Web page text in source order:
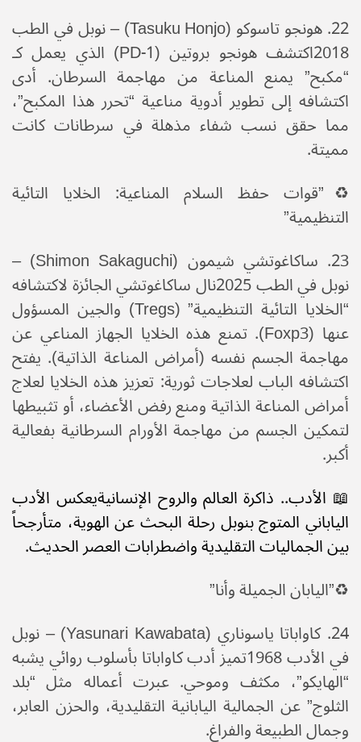
​22. هونجو تاسوكو (Tasuku Honjo) – نوبل في الطب
2018​اكتشف هونجو بروتين (PD-1) الذي يعمل كـ
“مكبح” يمنع المناعة من مهاجمة السرطان. أدى
اكتشافه إلى تطوير أدوية مناعية “تحرر هذا المكبح”،
مما حقق نسب شفاء مذهلة في سرطانات كانت
مميتة.
♻️​”قوات حفظ السلام المناعية: الخلايا التائية
التنظيمية”
​23. ساكاغوتشي شيمون (Shimon Sakaguchi) –
نوبل في الطب 2025​نال ساكاغوتشي الجائزة لاكتشافه
“الخلايا التائية التنظيمية” (Tregs) والجين المسؤول
عنها (Foxp3). تمنع هذه الخلايا الجهاز المناعي عن
مهاجمة الجسم نفسه (أمراض المناعة الذاتية). ​يفتح
اكتشافه الباب لعلاجات ثورية: تعزيز هذه الخلايا لعلاج
أمراض المناعة الذاتية ومنع رفض الأعضاء، أو تثبيطها
لتمكين الجسم من مهاجمة الأورام السرطانية بفعالية
أكبر.
📖 ​الأدب.. ذاكرة العالم والروح الإنسانية​يعكس الأدب
الياباني المتوج بنوبل رحلة البحث عن الهوية، متأرجحاً
بين الجماليات التقليدية واضطرابات العصر الحديث.
♻️​”اليابان الجميلة وأنا”
​24. كاواباتا ياسوناري (Yasunari Kawabata) – نوبل
في الأدب 1968​تميز أدب كاواباتا بأسلوب روائي يشبه
“الهايكو”، مكثف وموحي. عبرت أعماله مثل “بلد
الثلوج” عن الجمالية اليابانية التقليدية، والحزن العابر،
وجمال الطبيعة والفراغ.